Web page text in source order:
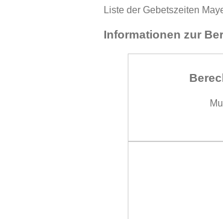
Liste der Gebetszeiten
Informationen zur